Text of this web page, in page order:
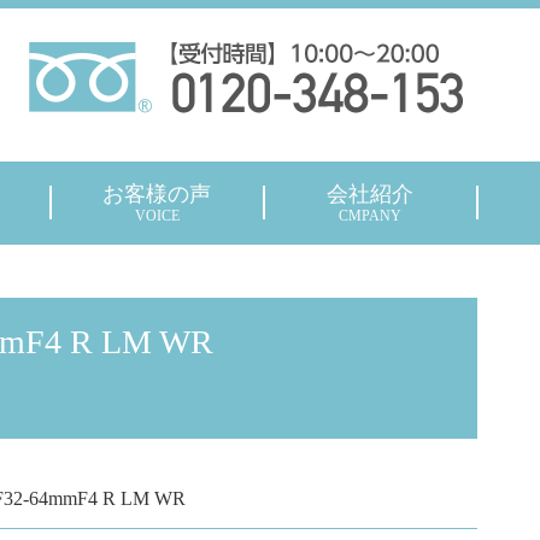
お客様の声
VOICE
会社紹介
CMPANY
R LM WR
64mmF4 R LM WR